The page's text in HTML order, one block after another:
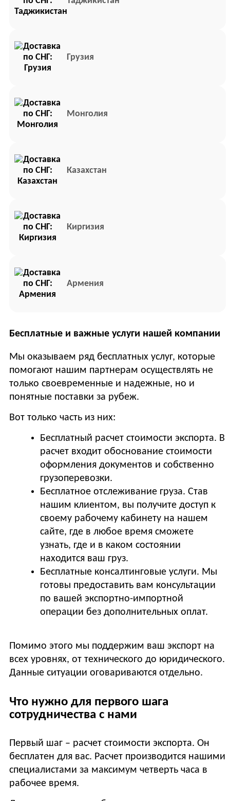
Грузия
Монголия
Казахстан
Киргизия
Армения
Бесплатные и важные услуги нашей компании
Мы оказываем ряд бесплатных услуг, которые
помогают нашим партнерам осуществлять не
только своевременные и надежные, но и
понятные поставки за рубеж.
Вот только часть из них:
Бесплатный расчет стоимости экспорта. В
расчет входит обоснование стоимости
оформления документов и собственно
грузоперевозки.
Бесплатное отслеживание груза. Став
нашим клиентом, вы получите доступ к
своему рабочему кабинету на нашем
сайте, где в любое время сможете
узнать, где и в каком состоянии
находится ваш груз.
Бесплатные консалтинговые услуги. Мы
готовы предоставить вам консультации
по вашей экспортно-импортной
операции без дополнительных оплат.
Помимо этого мы поддержим ваш экспорт на
всех уровнях, от технического до юридического.
Данные ситуации оговариваются отдельно.
Что нужно для первого шага
сотрудничества с нами
Первый шаг – расчет стоимости экспорта. Он
бесплатен для вас. Расчет производится нашими
специалистами за максимум четверть часа в
рабочее время.